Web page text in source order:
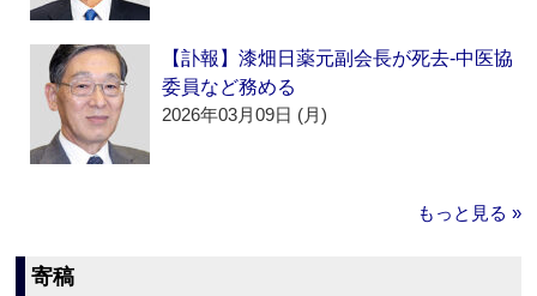
【訃報】漆畑日薬元副会長が死去‐中医協
委員など務める
2026年03月09日 (月)
もっと見る »
寄稿